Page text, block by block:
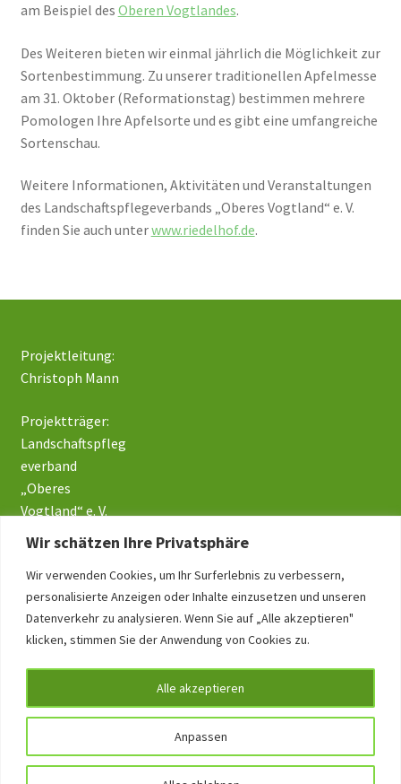
Wir schätzen Ihre Privatsphäre
Wir verwenden Cookies, um Ihr Surferlebnis zu verbessern,
personalisierte Anzeigen oder Inhalte einzusetzen und unseren
Datenverkehr zu analysieren. Wenn Sie auf „Alle akzeptieren"
klicken, stimmen Sie der Anwendung von Cookies zu.
Anpassen
Alle akzeptieren
am Beispiel des Oberen Vogtlandes.
Des Weiteren bieten wir einmal jährlich die Möglichkeit zur
Sortenbestimmung. Zu unserer traditionellen Apfelmesse
am 31. Oktober (Reformationstag) bestimmen mehrere
Pomologen Ihre Apfelsorte und es gibt eine umfangreiche
Sortenschau.
Weitere Informationen, Aktivitäten und Veranstaltungen
des Landschaftspflegeverbands „Oberes Vogtland“ e. V.
finden Sie auch unterwww.riedelhof.de.
Projektleitung:
Christoph Mann
Projektträger:
Landschaftspfleg
everband
„Oberes
Vogtland“ e. V.
Impressum
Datenschutz